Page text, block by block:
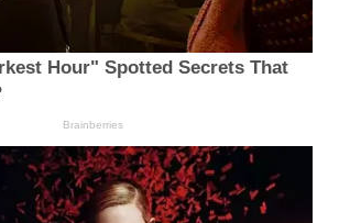
Hour" Spotted Secrets That
Brainberries